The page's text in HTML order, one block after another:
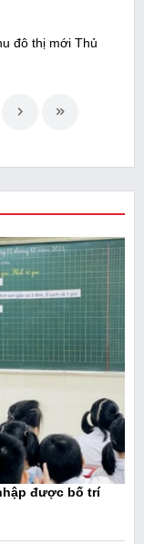
đô thị mới Thủ
được bố trí